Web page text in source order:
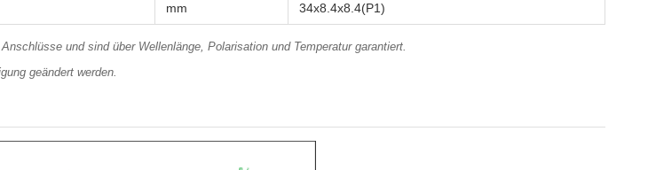
mm 34x8.4x8.4(P1)
und sind über Wellenlänge, Polarisation und Temperatur garantiert.
geändert werden.